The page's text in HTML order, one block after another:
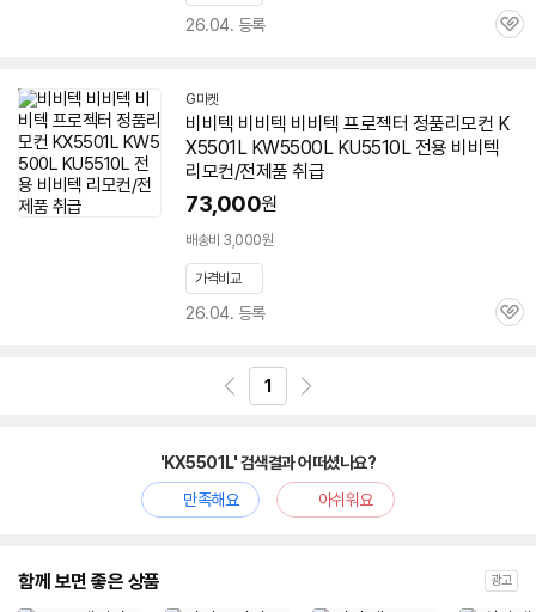
26.04. 등록
관
G마켓
비비텍 비비텍 비비텍 프로젝터 정품리모컨 K
X5501LKW5500L KU5510L 전용 비비텍
리모컨/전제품 취급
73,000원
배송비 3,000원
가격비교
26.04. 등록
관
1
'KX5501L' 검색결과 어떠셨나요?
만족해요
아쉬워요
함께 보면 좋은 상품 광고